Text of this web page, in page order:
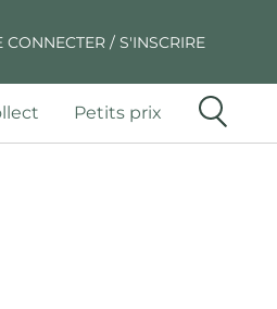
CONNECTER / S'INSCRIRE
Petits prix